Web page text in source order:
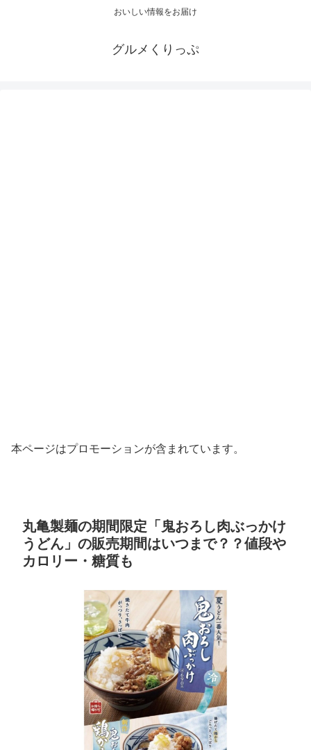
おいしい情報をお届け
グルメくりっぷ
本ページはプロモーションが含まれています。
丸亀製麺の期間限定「鬼おろし肉ぶっかけ
うどん」の販売期間はいつまで？？値段や
カロリー・糖質も